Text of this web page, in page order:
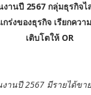
งานปี 2567 กลุ่มธุรกิจ
ร่งของธุรกิจ เรียกคว
เติบโตให้ OR
งานปี 2567 มีรายได้ข